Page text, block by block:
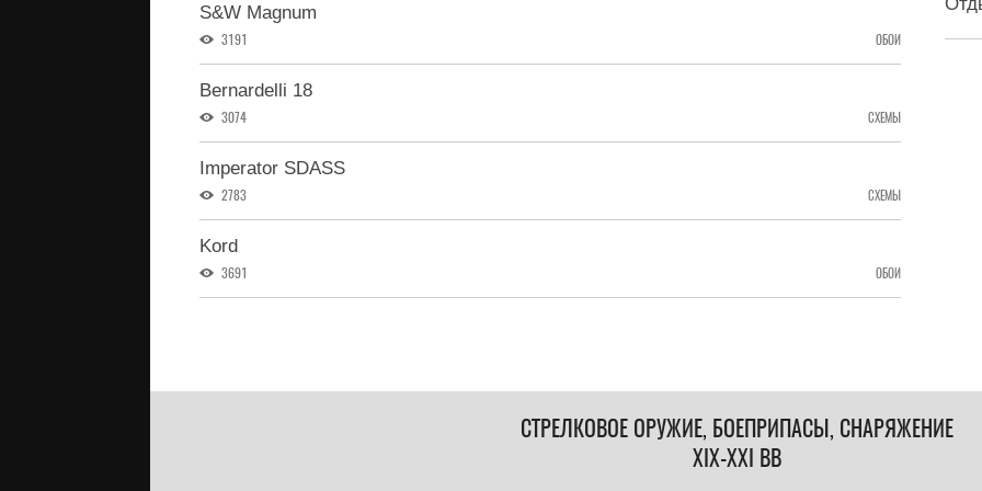
S&W Magnum
3191 ОБОИ
Bernardelli 18
3074 СХЕМЫ
Imperator SDASS
2783 СХЕМЫ
Kord
3691 ОБОИ
СТРЕЛКОВОЕ ОРУЖИЕ, БОЕПРИПАСЫ, СНАРЯЖЕНИЕ
XIX-XXI ВВ